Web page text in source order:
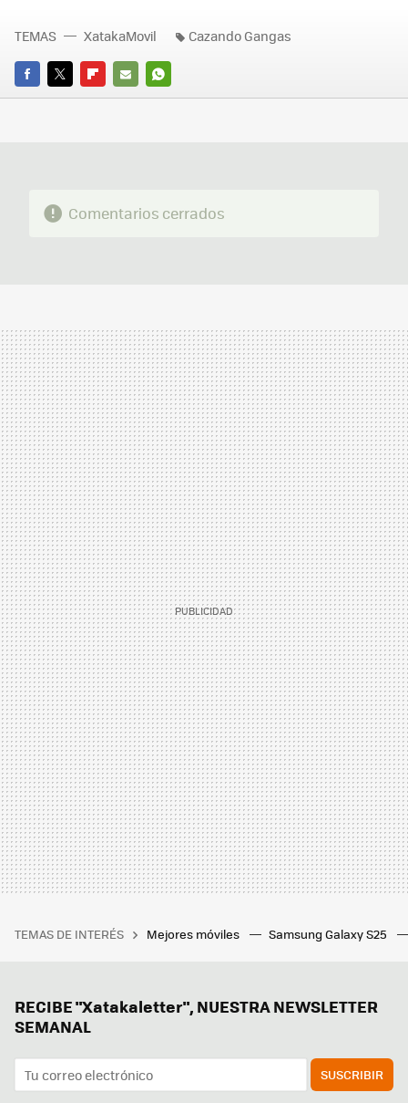
FACEBOOK
TWITTERFLIPBOARD
E-
WHATSAPP
TEMAS XatakaMovil Cazando Gangas
Comentarios cerrados
TEMAS DE INTERÉS Mejores móviles Samsung Galaxy S25
RECIBE "Xatakaletter", NUESTRA NEWSLETTER
SEMANAL
SUSCRIBIR